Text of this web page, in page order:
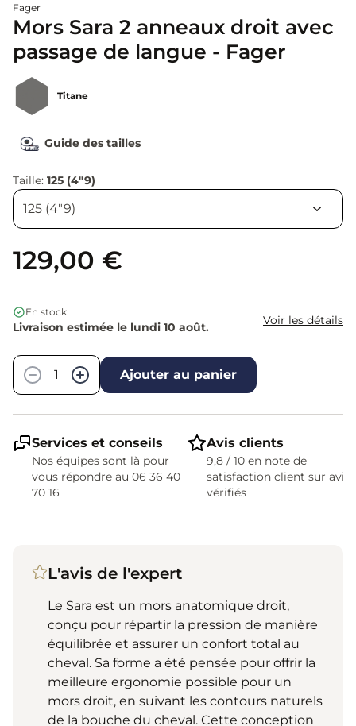
Fager
Mors Sara 2 anneaux droit avec
passage de langue - Fager
Titane
Guide des tailles
Taille: 125 (4"9)
129,00 €
En stock
Livraison estimée le lundi 10 août. Voir les détails
−
+ Ajouter au panier
Services et conseils
Nos équipes sont là pour
vous répondre au 06 36 40
70 16
Avis clients
9,8 / 10 en note de
satisfaction client sur avis
vérifiés
L'avis de l'expert
Le Sara est un mors anatomique droit,
conçu pour répartir la pression de manière
équilibrée et assurer un confort total au
cheval. Sa forme a été pensée pour offrir la
meilleure ergonomie possible pour un
mors droit, en suivant les contours naturels
de la bouche du cheval. Cette conception